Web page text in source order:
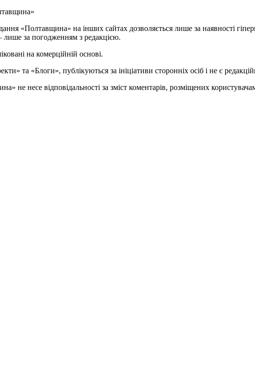
«Полтавщина» на інших сайтах дозволяється лише за наявності
за погодженням з редакцією.
на комерційній основі.
та «Блоги», публікуються за ініціативи сторонніх осіб і не є
не несе відповідальності за зміст коментарів, розміщених